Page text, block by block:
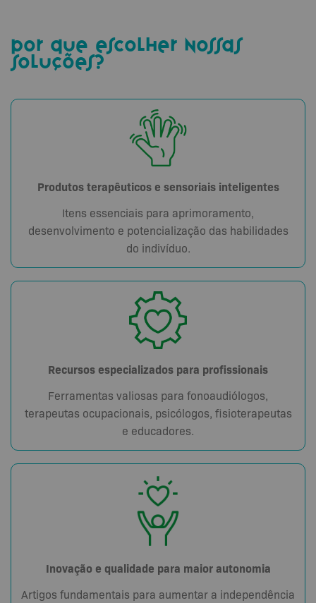
por que escolher nossas
soluções?
Produtos terapêuticos e sensoriais inteligentes
Itens essenciais para aprimoramento,
desenvolvimento e potencialização das habilidades
do indivíduo.
Recursos especializados para profissionais
Ferramentas valiosas para fonoaudiólogos,
terapeutas ocupacionais, psicólogos, fisioterapeutas
e educadores.
Inovação e qualidade para maior autonomia
Artigos fundamentais para aumentar a independência